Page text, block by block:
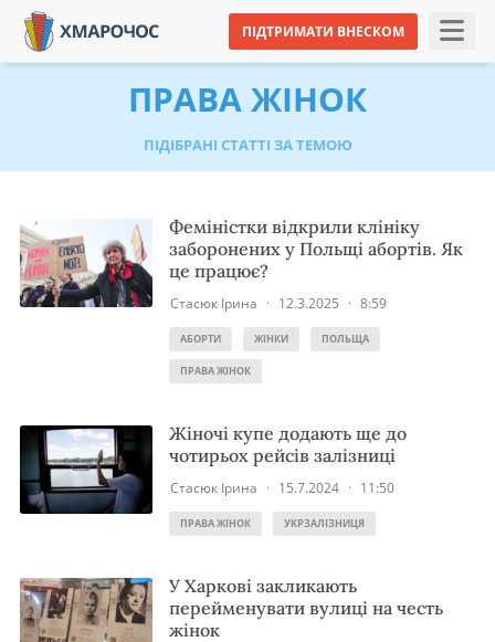
ПІДТРИМАТИ ВНЕСКОМ
ПРАВА ЖІНОК
ПІДІБРАНІ СТАТТІ ЗА ТЕМОЮ
Феміністки відкрили клініку
заборонених у Польщі абортів. Як
це працює?
Стасюк Ірина · 12.3.2025 · 8:59
АБОРТИ ЖІНКИ ПОЛЬЩА
ПРАВА ЖІНОК
Жіночі купе додають ще до
чотирьох рейсів залізниці
Стасюк Ірина · 15.7.2024 · 11:50
ПРАВА ЖІНОК УКРЗАЛІЗНИЦЯ
У Харкові закликають
перейменувати вулиці на честь
жінок